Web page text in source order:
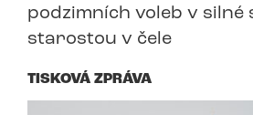
podzimních voleb v silné
starostou v čele
TISKOVÁ ZPRÁVA